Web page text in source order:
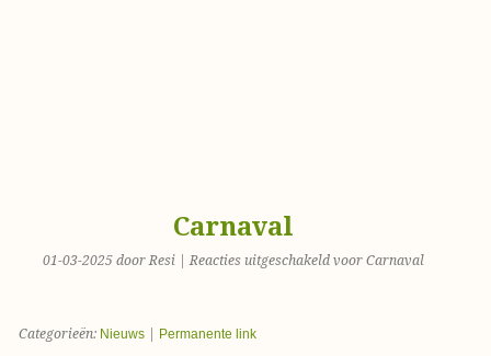
Carnaval
01-03-2025 door Resi |Reacties uitgeschakeld voor Carnaval
Categorieën: Nieuws| Permanente link